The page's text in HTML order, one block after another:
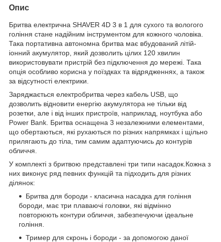
Опис
Бритва електрична SHAVER 4D 3 в 1 для сухого та вологого
гоління стане надійним інструментом для кожного чоловіка.
Така портативна автономна бритва має вбудований літій-
іонний акумулятор, який дозволить цілих 120 хвилин
використовувати пристрій без підключення до мережі. Така
опція особливо корисна у поїздках та відрядженнях, а також
за відсутності електрики.
Заряджається електробритва через кабель USB, що
дозволить відновити енергію акумулятора не тільки від
розетки, але і від інших пристроїв, наприклад, ноутбука або
Power Bank. Бритва оснащена 3 незалежними елементами,
що обертаються, які рухаються по різних напрямках і щільно
прилягають до тіла, тим самим адаптуючись до контурів
обличчя.
У комплекті з бритвою представлені три типи насадок.Кожна з
них виконує ряд певних функцій та підходить для різних
ділянок:
Бритва для бороди - класична насадка для гоління
бороди, має три плаваючі головки, які відмінно
повторюють контури обличчя, забезпечуючи ідеальне
гоління.
Тример для скронь і бороди - за допомогою даної